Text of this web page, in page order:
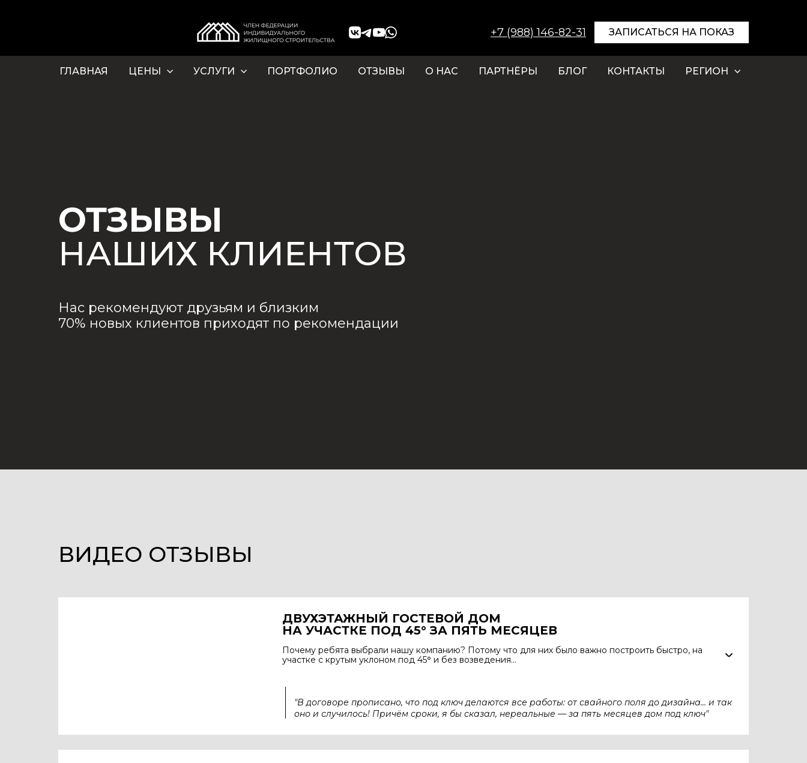
+7 (988) 146-82-31 ЗАПИСАТЬСЯ НА ПОКАЗ
ГЛАВНАЯ ЦЕНЫ УСЛУГИ ПОРТФОЛИО ОТЗЫВЫ О НАС ПАРТНЁРЫ БЛОГ КОНТАКТЫ РЕГИОН
ОТЗЫВЫ
НАШИХ КЛИЕНТОВ
Нас рекомендуют друзьям и близким
70% новых клиентов приходят по рекомендации
ВИДЕО ОТЗЫВЫ
ДВУХЭТАЖНЫЙ ГОСТЕВОЙ ДОМ
НА УЧАСТКЕ ПОД 45°ЗА ПЯТЬ МЕСЯЦЕВ
Почему ребята выбрали нашу компанию? Потому что для них было важно построить быстро, на
участке с крутым уклоном под 45° и без возведения...
"В договоре прописано, что под ключ делаются все работы: от свайного поля до дизайна... и так
оно и случилось! Причём сроки, я бы сказал, нереальные — за пять месяцев дом под ключ"